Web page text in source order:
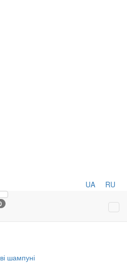
UA RU
шампуні